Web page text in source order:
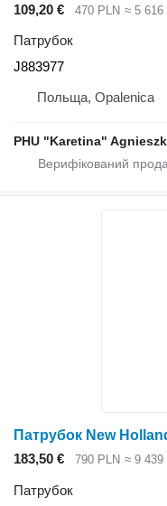
109,20 € 470 PLN ≈ 5 616
Патрубок
J883977
Польща, Opalenica
PHU "Karetina"
183,50 € 790 PLN ≈ 9 439
Патрубок